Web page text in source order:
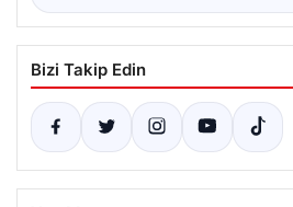
Bizi Takip Edin